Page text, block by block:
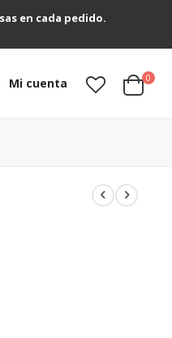
en cada pedido.
Mi cuenta Cart
0